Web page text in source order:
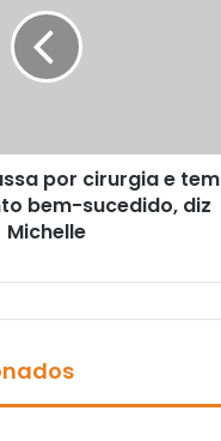
por cirurgia e tem
bem-sucedido, diz
Michelle